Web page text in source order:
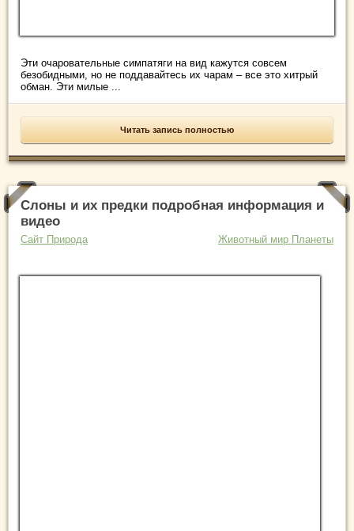
Эти очаровательные симпатяги на вид кажутся совсем
безобидными, но не поддавайтесь их чарам – все это хитрый
обман. Эти милые ...
Читать запись полностью
Слоны и их предки подробная информация и
видео
Сайт Природа Животный мир Планеты